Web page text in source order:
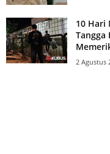
10 Hari
Tangga
2 Agustus